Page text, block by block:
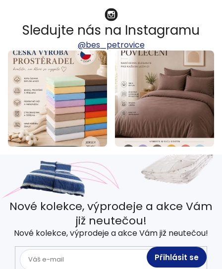
Sledujte nás na Instagramu
@bes_petrovice
Nové kolekce, výprodeje a akce Vám
již neutečou!
Nové kolekce, výprodeje a akce Vám již neutečou!
Přihlásit se